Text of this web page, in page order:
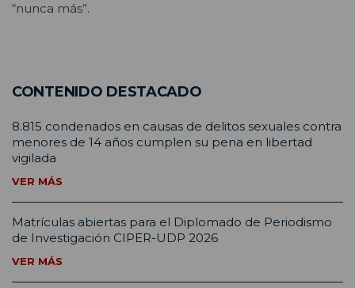
“nunca más”.
CONTENIDO DESTACADO
8.815 condenados en causas de delitos sexuales contra
menores de 14 años cumplen su pena en libertad
vigilada
VER MÁS
Matrículas abiertas para el Diplomado de Periodismo
de Investigación CIPER-UDP 2026
VER MÁS